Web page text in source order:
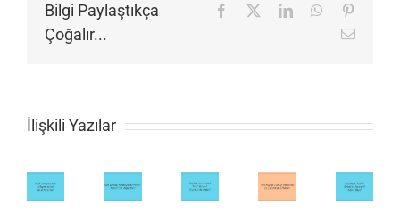
Bilgi Paylaştıkça
Çoğalır...
Facebook LinkedInWhatsApp
E-
İlişkili Yazılar